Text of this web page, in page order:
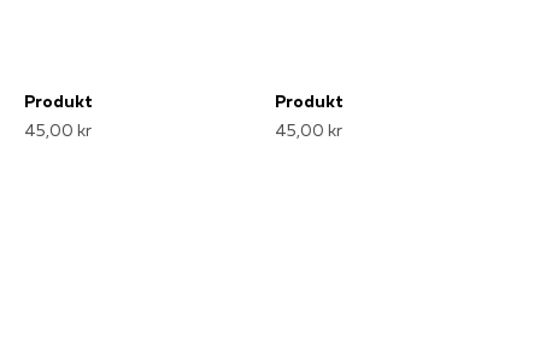
Produkt
45,00 kr
Produkt
45,00 kr